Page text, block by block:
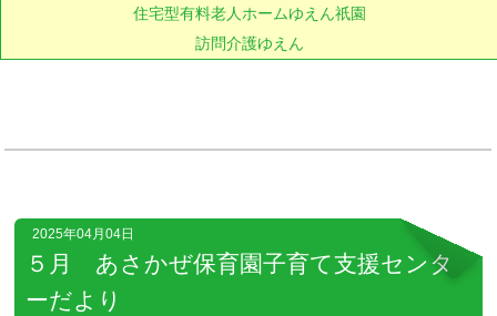
住宅型有料老人ホームゆえん祇園
訪問介護ゆえん
2025年04月04日
５月 あさかぜ保育園子育て支援センタ
ーだより